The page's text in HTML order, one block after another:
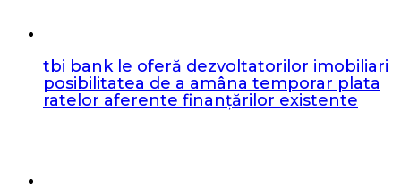
tbi bank le oferă dezvoltatorilor imobiliari
posibilitatea de a amâna temporar plata
ratelor aferente finanțărilor existente